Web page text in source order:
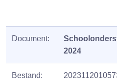
Document:
2024
Bestand: